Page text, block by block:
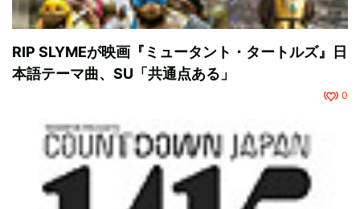
RIP SLYMEが映画『ミュータント・タートルズ』日
本語テーマ曲、SU「共通点ある」
0